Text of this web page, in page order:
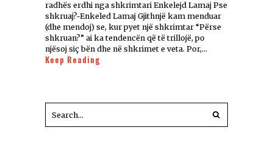
radhës erdhi nga shkrimtari Enkelejd Lamaj Pse
shkruaj?-Enkeled Lamaj Gjithnjë kam menduar
(dhe mendoj) se, kur pyet një shkrimtar “Përse
shkruan?” ai ka tendencën që të trillojë, po
njësoj siç bën dhe në shkrimet e veta. Por,…
Keep Reading